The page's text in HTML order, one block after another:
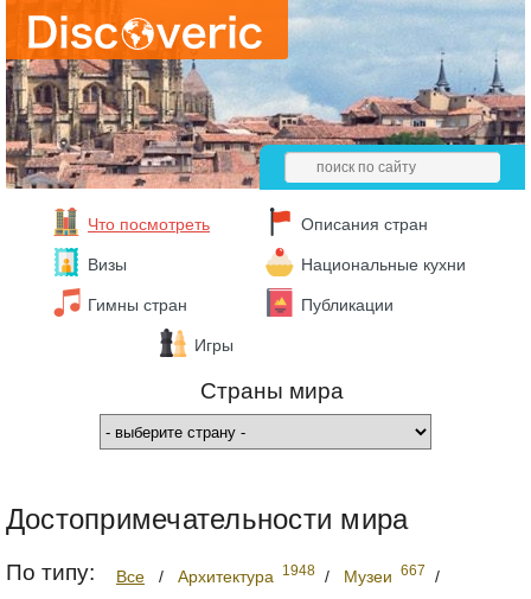
Что посмотреть Описания стран
Визы Национальные кухни
Гимны стран Публикации
Игры
Страны мира
Достопримечательности мира
По типу: Все / Архитектура 1948 / Музеи 667 /